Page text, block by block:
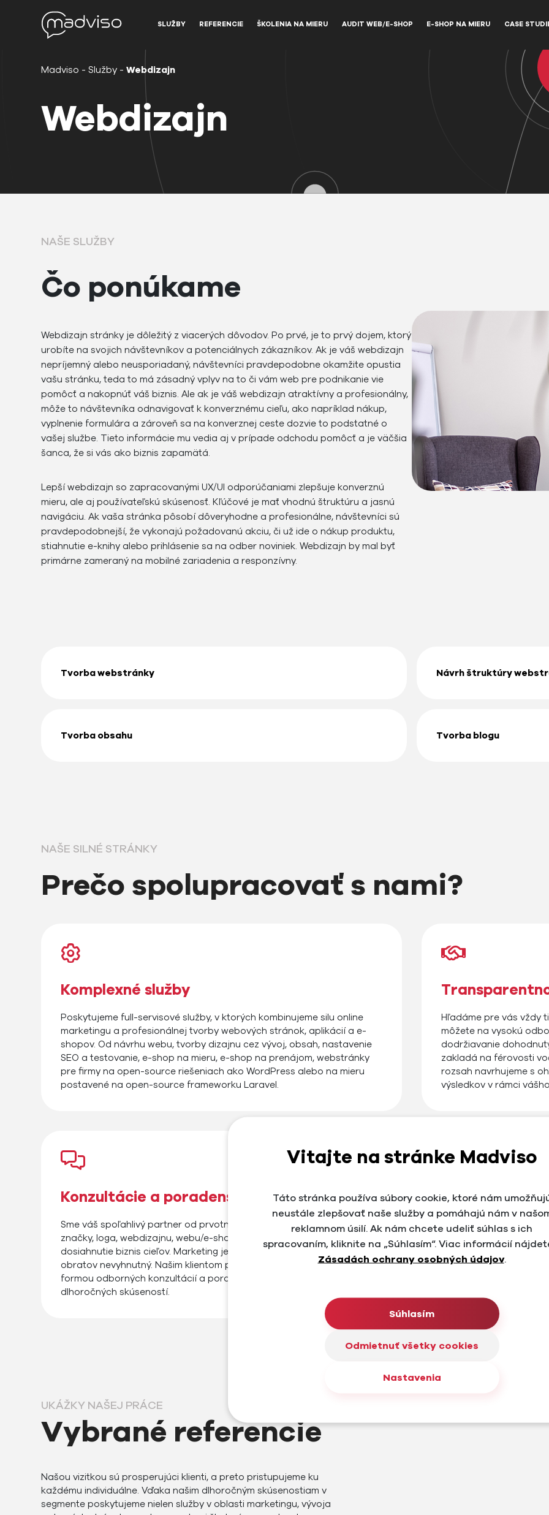
SLUŽBY REFERENCIE ŠKOLENIA NA MIERU AUDIT WEB/E-SHOP E-SHOP NA MIERU CASE
Madviso -Služby -Webdizajn
Webdizajn
NAŠE SLUŽBY
Čo ponúkame
Webdizajn stránky je dôležitý z viacerých dôvodov. Po prvé, je to prvý dojem, ktorý
urobíte na svojich návštevníkov a potenciálnych zákazníkov. Ak je váš webdizajn
nepríjemný alebo neusporiadaný, návštevníci pravdepodobne okamžite opustia
vašu stránku, teda to má zásadný vplyv na to či vám web pre podnikanie vie
pomôcť a nakopnúť váš biznis. Ale ak je váš webdizajn atraktívny a profesionálny,
môže to návštevníka odnavigovať k konverznému cieľu, ako napríklad nákup,
vyplnenie formulára a zároveň sa na konverznej ceste dozvie to podstatné o
vašej službe. Tieto informácie mu vedia aj v prípade odchodu pomôcť a je väčšia
šanca, že si vás ako biznis zapamätá.
Lepší webdizajn so zapracovanými UX/UI odporúčaniami zlepšuje konverznú
mieru, ale aj používateľskú skúsenosť. Kľúčové je mať vhodnú štruktúru a jasnú
navigáciu. Ak vaša stránka pôsobí dôveryhodne a profesionálne, návštevníci sú
pravdepodobnejší, že vykonajú požadovanú akciu, či už ide o nákup produktu,
stiahnutie e-knihy alebo prihlásenie sa na odber noviniek. Webdizajn by mal byť
primárne zameraný na mobilné zariadenia a responzívny.
Tvorba webstránky Návrh štruktúry
Tvorba obsahu Tvorba blogu
NAŠE SILNÉ STRÁNKY
Prečo spolupracovať s nami?
Komplexné služby
Poskytujeme full-servisové služby, v ktorých kombinujeme silu online
marketingu a profesionálnej tvorby webových stránok, aplikácií a e-
shopov. Od návrhu webu, tvorby dizajnu cez vývoj, obsah, nastavenie
SEO a testovanie, e-shop na mieru, e-shop na prenájom, webstránky
pre firmy na open-source riešeniach ako WordPress alebo na mieru
postavené na open-source frameworku Laravel.
Hľadáme pre vás vždy
môžete na vysokú
dodržiavanie
zakladá na férovosti
rozsah navrhujeme s
výsledkov v rámci
Konzultácie a poradenstvo
Sme váš spoľahlivý partner od prvotnej konzultácie, auditu, vytvorenia
značky, loga, webdizajnu, webu/e-shopu až po zlepšenie výsledkov a
dosiahnutie biznis cieľov. Marketing je komplikovaný, ale pre rast
obratov nevyhnutný. Našim klientom pomáhame rozvíjať podnikanie
formou odborných konzultácií a poradenstva na základe našich
dlhoročných skúseností.
Výsledky
Veríme v silu
Klientom pomáhame
Analýzami a auditmi
efektívne akčné kroky
služby, Google Ads
marketing na Google,
UKÁŽKY NAŠEJ PRÁCE
Vybrané referencie
Našou vizitkou sú prosperujúci klienti, a preto pristupujeme ku
každému individuálne. Vďaka našim dlhoročným skúsenostiam v
segmente poskytujeme nielen služby v oblasti marketingu, vývoja
Vitajte na stránke Madviso
Táto stránka používa súbory cookie, ktoré nám
neustále zlepšovať naše služby a pomáhajú nám v
reklamnom úsilí. Ak nám chcete udeliť súhlas s ich
spracovaním, kliknite na „Súhlasím“. Viac informácií
Zásadách ochrany osobných údajov.
Súhlasím
Odmietnuť všetky cookies
Nastavenia